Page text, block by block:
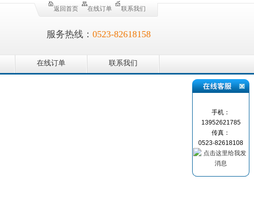
返回首页 在线订单 联系我们
服务热线： 0523-82618158
在线订单 联系我们
手机：
13952621785
传真：
0523-82618108